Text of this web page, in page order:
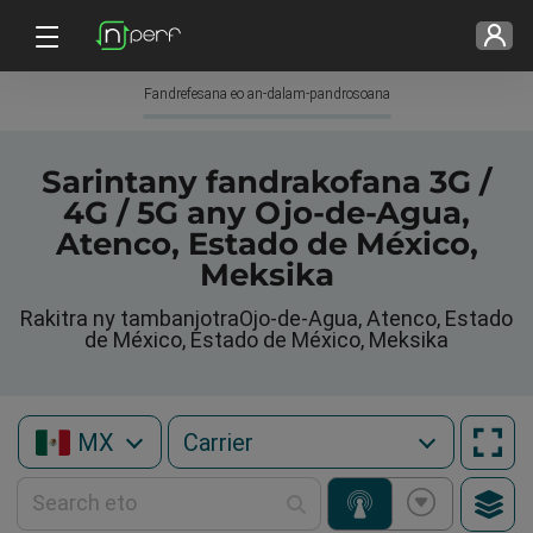
Fandrefesana eo an-dalam-pandrosoana
Sarintany fandrakofana 3G /
4G / 5G any Ojo-de-Agua,
Atenco, Estado de México,
Meksika
Rakitra ny tambanjotraOjo-de-Agua, Atenco, Estado
de México, Estado de México, Meksika
MX